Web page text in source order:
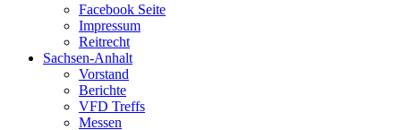
Facebook Seite
Impressum
Reitrecht
Sachsen-Anhalt
Vorstand
Berichte
VFD Treffs
Messen